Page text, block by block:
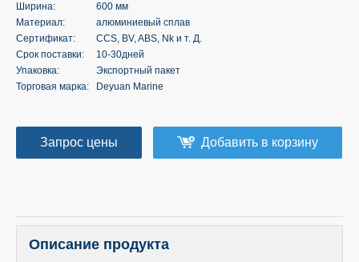
Ширина:
600 мм
Материал:
алюминиевый сплав
Сертификат:
CCS, BV, ABS, Nk и т. Д.
Срок поставки:
10-30дней
Упаковка:
Экспортный пакет
Торговая марка:
Deyuan Marine
Запрос цены Добавить в корзину
Описание продукта